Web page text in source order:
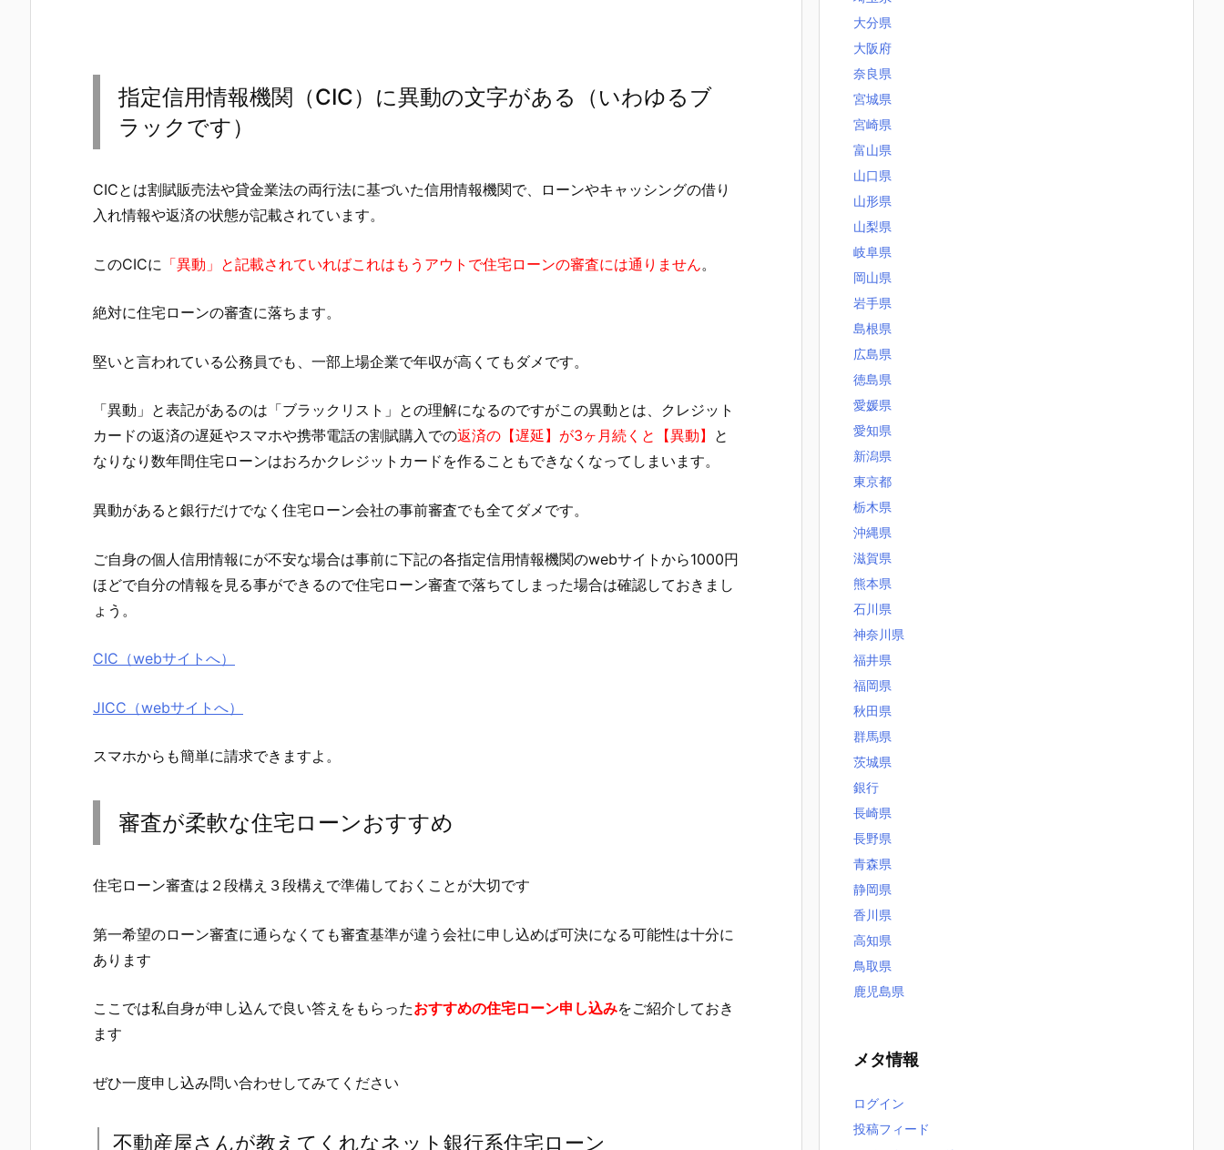
指定信用情報機関（CIC）に異動の文字がある（いわゆるブ
ラックです）
CICとは割賦販売法や貸金業法の両行法に基づいた信用情報機関で、ローンやキャッシングの借り
入れ情報や返済の状態が記載されています。
このCICに 「異動」と記載されていればこれはもうアウトで住宅ローンの審査には通りません。
絶対に住宅ローンの審査に落ちます。
堅いと言われている公務員でも、一部上場企業で年収が高くてもダメです。
「異動」と表記があるのは「ブラックリスト」との理解になるのですがこの異動とは、クレジット
カードの返済の遅延やスマホや携帯電話の割賦購入での返済の【遅延】が3ヶ月続くと【異動】 と
なりなり数年間住宅ローンはおろかクレジットカードを作ることもできなくなってしまいます。
異動があると銀行だけでなく住宅ローン会社の事前審査でも全てダメです。
ご自身の個人信用情報にが不安な場合は事前に下記の各指定信用情報機関のwebサイトから1000円
ほどで自分の情報を見る事ができるので住宅ローン審査で落ちてしまった場合は確認しておきまし
ょう。
CIC（webサイトへ）
JICC（webサイトへ）
スマホからも簡単に請求できますよ。
審査が柔軟な住宅ローンおすすめ
住宅ローン審査は２段構え３段構えで準備しておくことが大切です
第一希望のローン審査に通らなくても審査基準が違う会社に申し込めば可決になる可能性は十分に
あります
ここでは私自身が申し込んで良い答えをもらったおすすめの住宅ローン申し込みをご紹介しておき
ます
ぜひ一度申し込み問い合わせしてみてください
不動産屋さんが教えてくれなネット銀行系住宅ローン
大分県
大阪府
奈良県
宮城県
宮崎県
富山県
山口県
山形県
山梨県
岐阜県
岡山県
岩手県
島根県
広島県
徳島県
愛媛県
愛知県
新潟県
東京都
栃木県
沖縄県
滋賀県
熊本県
石川県
神奈川県
福井県
福岡県
秋田県
群馬県
茨城県
銀行
長崎県
長野県
青森県
静岡県
香川県
高知県
鳥取県
鹿児島県
メタ情報
ログイン
投稿フィード